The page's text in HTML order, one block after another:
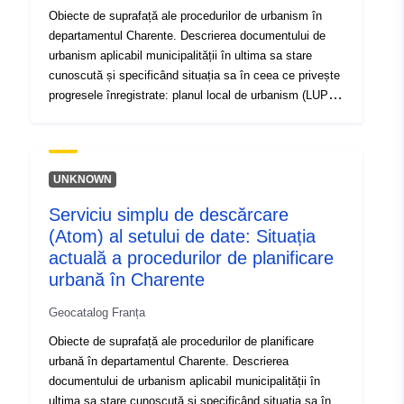
Obiecte de suprafață ale procedurilor de urbanism în
departamentul Charente. Descrierea documentului de
urbanism aplicabil municipalității în ultima sa stare
cunoscută și specificând situația sa în ceea ce privește
progresele înregistrate: planul local de urbanism (LUP)
comună (CC); Regulamentul național privind urbanismul
(RNU). Obiecte de suprafață ale procedurilor de
documentului de urbanism aplicabil municipalității în
ultima sa stare cunoscută și specificând situația sa în
ceea ce privește progresele înregistrate: planul local de
urbanism (LUP) sau chiar planul local de planificare
(POS); carte comună (CC); Regulamentul național
privind urbanismul (RNU).
UNKNOWN
Serviciu simplu de descărcare
(Atom) al setului de date: Situația
actuală a procedurilor de planificare
urbană în Charente
Geocatalog Franța
Obiecte de suprafață ale procedurilor de planificare
urbană în departamentul Charente. Descrierea
documentului de urbanism aplicabil municipalității în
ultima sa stare cunoscută și specificând situația sa în